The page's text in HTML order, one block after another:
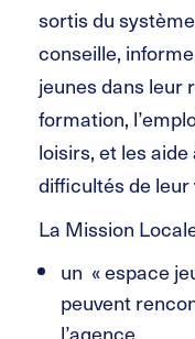
sortis du
conseille,
jeunes dans leur
formation,
loisirs, et les
difficultés de leur
La Mission
un « espace
peuvent
l’agence